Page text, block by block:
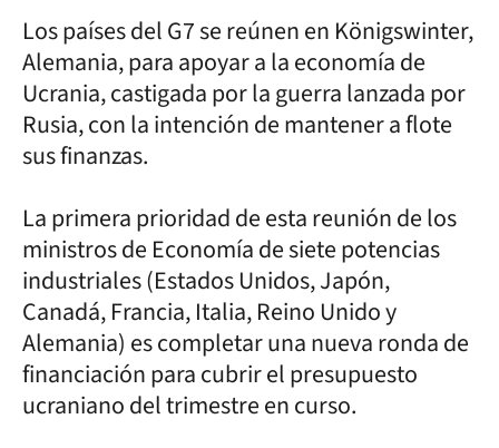
Los países del G7 se reúnen en Königswinter,
Alemania, para apoyar a la economía de
Ucrania, castigada por la guerra lanzada por
Rusia, con la intención de mantener a flote
sus finanzas.
La primera prioridad de esta reunión de los
ministros de Economía de siete potencias
industriales (Estados Unidos, Japón,
Canadá, Francia, Italia, Reino Unido y
Alemania) es completar una nueva ronda de
financiación para cubrir el presupuesto
ucraniano del trimestre en curso.